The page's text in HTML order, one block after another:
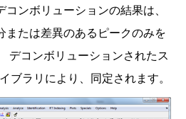
ンボリューションの結果は、
または差異のあるピークのみを
デコンボリューションされたス
ブラリにより、同定されます。